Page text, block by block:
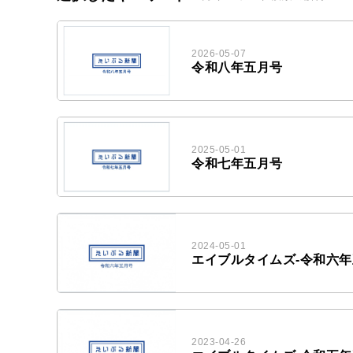
2026-05-07
令和八年五月号
2025-05-01
令和七年五月号
2024-05-01
エイブルタイムズ-令和六
2023-04-26